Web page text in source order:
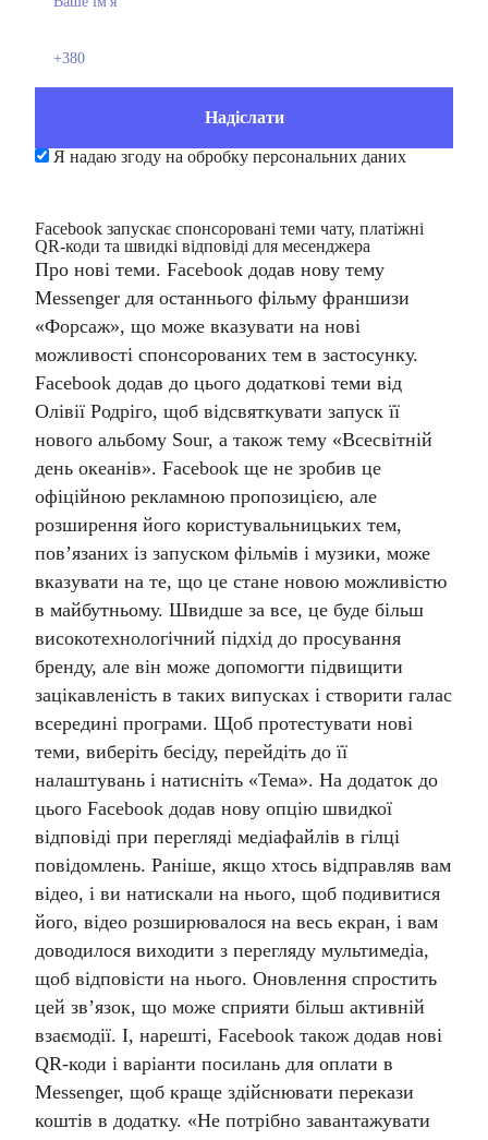
Я надаю згоду на обробку персональних даних
Facebook запускає спонсоровані теми чату, платіжні
QR-коди та швидкі відповіді для месенджера
Про нові теми. Facebook додав нову тему
Messenger для останнього фільму франшизи
«Форсаж», що може вказувати на нові
можливості спонсорованих тем в застосунку.
Facebook додав до цього додаткові теми від
Олівії Родріго, щоб відсвяткувати запуск її
нового альбому Sour, а також тему «Всесвітній
день океанів». Facebook ще не зробив це
офіційною рекламною пропозицією, але
розширення його користувальницьких тем,
пов’язаних із запуском фільмів і музики, може
вказувати на те, що це стане новою можливістю
в майбутньому. Швидше за все, це буде більш
високотехнологічний підхід до просування
бренду, але він може допомогти підвищити
зацікавленість в таких випусках і створити галас
всередині програми. Щоб протестувати нові
теми, виберіть бесіду, перейдіть до її
налаштувань і натисніть «Тема». На додаток до
цього Facebook додав нову опцію швидкої
відповіді при перегляді медіафайлів в гілці
повідомлень. Раніше, якщо хтось відправляв вам
відео, і ви натискали на нього, щоб подивитися
його, відео розширювалося на весь екран, і вам
доводилося виходити з перегляду мультимедіа,
щоб відповісти на нього. Оновлення спростить
цей зв’язок, що може сприяти більш активній
взаємодії. І, нарешті, Facebook також додав нові
QR-коди і варіанти посилань для оплати в
Messenger, щоб краще здійснювати перекази
коштів в додатку. «Не потрібно завантажувати